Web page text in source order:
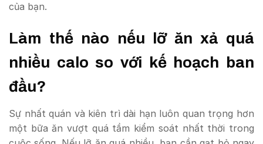
của bạn.
Làm thế nào nếu lỡ ăn xả quá
nhiều calo so với kế hoạch ban
đầu?
Sự nhất quán và kiên trì dài hạn luôn quan trọng hơn
một bữa ăn vượt quá tầm kiểm soát nhất thời trong